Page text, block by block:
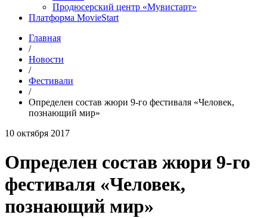
Продюсерский центр «Мувистарт»
Платформа MovieStart
Главная
/
Новости
/
Фестивали
/
Определен состав жюри 9-го фестиваля «Человек,
познающий мир»
10 октября 2017
Определен состав жюри 9-го
фестиваля «Человек,
познающий мир»